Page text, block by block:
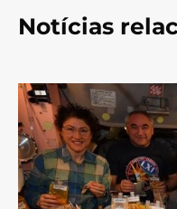
Notícias